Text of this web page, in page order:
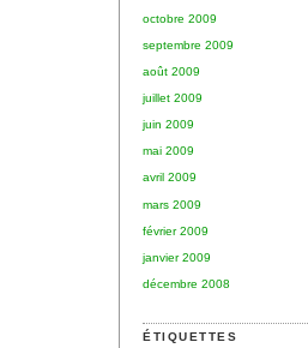
octobre 2009
septembre 2009
août 2009
juillet 2009
juin 2009
mai 2009
avril 2009
mars 2009
février 2009
janvier 2009
décembre 2008
ÉTIQUETTES